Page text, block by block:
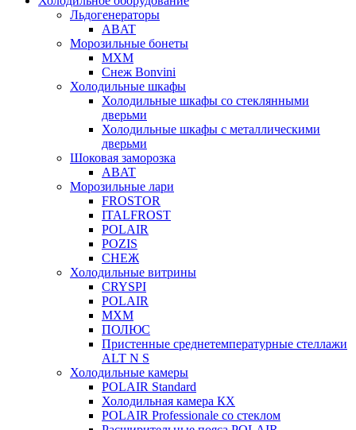
Льдогенераторы
ABAT
Морозильные бонеты
МХМ
Снеж Bonvini
Холодильные шкафы
Холодильные шкафы cо стеклянными
дверьми
Холодильные шкафы с металлическими
дверьми
Шоковая заморозка
ABAT
Морозильные лари
FROSTOR
ITALFROST
POLAIR
POZIS
СНЕЖ
Холодильные витрины
CRYSPI
POLAIR
МХМ
ПОЛЮС
Пристенные среднетемпературные стеллажи
ALT N S
Холодильные камеры
POLAIR Standard
Холодильная камера КХ
POLAIR Professionale со стеклом